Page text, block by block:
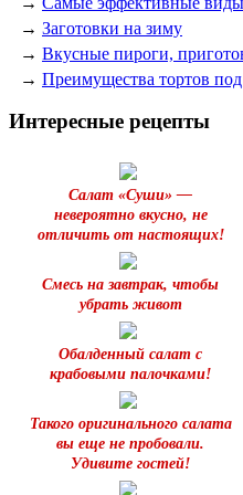
→ Заготовки на зиму
→ Вкусные пироги,
→ Преимущества тортов под
Интересные рецепты
Салат «Суши» —
невероятно вкусно, не
отличить от настоящих!
Смесь на завтрак, чтобы
убрать живот
Обалденный салат с
крабовыми палочками!
Такого оригинального салата
вы еще не пробовали.
Удивите гостей!